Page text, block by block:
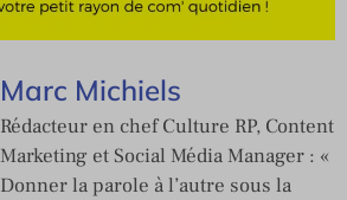
Marc Michiels
Rédacteur en chef Culture RP, Content
Marketing et Social Média Manager : «
Donner la parole à l’autre sous la